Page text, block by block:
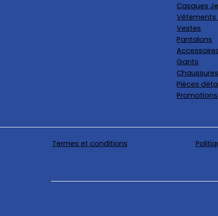
Casques
Vestes
Pantalons
Gants
Pièces
Promotions
Termes et conditions